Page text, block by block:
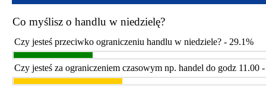
Co myślisz o handlu w niedzielę?
Czy jesteś przeciwko ograniczeniu handlu w niedziele? - 29.1%
Czy jesteś za ograniczeniem czasowym np. handel do godz 11.00